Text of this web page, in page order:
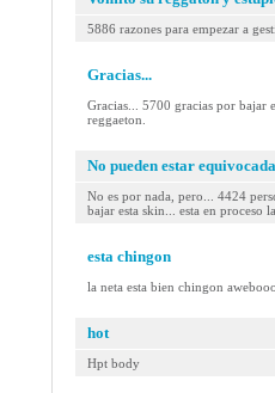
5886 razones para empezar a
Gracias...
Gracias... 5700 gracias por
reggaeton.
No pueden estar
No es por nada, pero... 4424
bajar esta skin... esta en proceso
esta chingon
la neta esta bien chingon
hot
Hpt body